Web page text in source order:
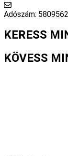
Adószám:
KERESS
KÖVESS